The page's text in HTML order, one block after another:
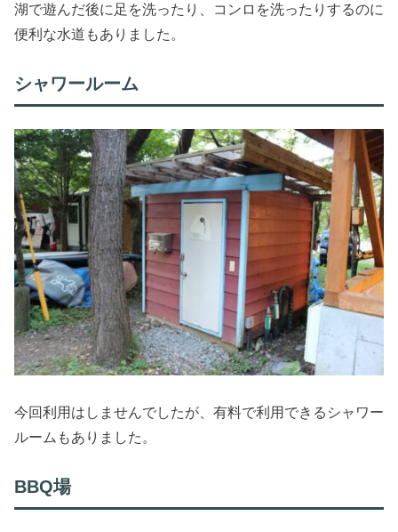
湖で遊んだ後に足を洗ったり、コンロを洗ったりするのに
便利な水道もありました。
シャワールーム
今回利用はしませんでしたが、有料で利用できるシャワー
ルームもありました。
BBQ場